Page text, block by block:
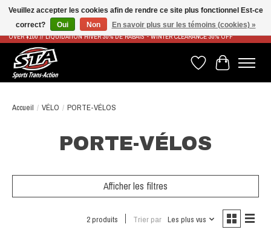
LIVRAISON RAPIDE ET GRATUITE À PARTIR DE 100$ - FAST & FREE SHIPPING ON ORDERS
OVER $100 // LIQUIDATION HIVER 30% DE RABAIS - WINTER CLEARANCE 30% OFF
Liste de souhaits
Panier
Accueil / VÉLO / PORTE-VÉLOS
PORTE-VÉLOS
Afficher les filtres
2 produits Trier par Les plus vus
Veuillez accepter les cookies afin de rendre ce site plus fonctionnel Est-ce
correct?
Oui Non En savoir plus sur les témoins (cookies) »